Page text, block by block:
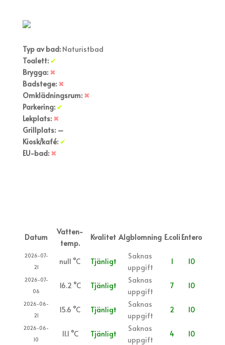
Typ av bad:Naturistbad
Toalett: ✔
Brygga: ✖
Badstege: ✖
Omklädningsrum: ✖
Parkering: ✔
Lekplats: ✖
Grillplats: –
Kiosk/kafé: ✔
EU-bad: ✖
Datum
Vatten-
temp.
Kvalitet Algblomning E.coli Entero
2026-07-
21
null °C Tjänligt
Saknas
uppgift
1 10
2026-07-
06
16.2 °C Tjänligt
Saknas
uppgift
7 10
2026-06-
21
15.6 °C Tjänligt
Saknas
uppgift
2 10
2026-06-
10
11.1 °C Tjänligt
Saknas
uppgift
4 10